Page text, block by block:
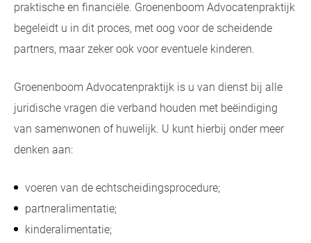
praktische en financiële. Groenenboom Advocatenpraktijk
begeleidt u in dit proces, met oog voor de scheidende
partners, maar zeker ook voor eventuele kinderen.
Groenenboom Advocatenpraktijk is u van dienst bij alle
juridische vragen die verband houden met beëindiging
van samenwonen of huwelijk. U kunt hierbij onder meer
denken aan:
voeren van de echtscheidingsprocedure;
partneralimentatie;
kinderalimentatie;